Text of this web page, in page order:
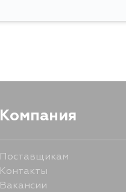
Компания
Поставщикам
Контакты
Вакансии